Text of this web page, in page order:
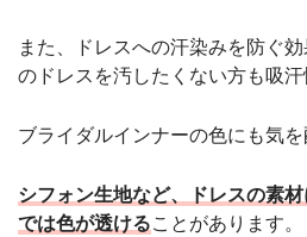
また、ドレスへの汗染みを防ぐ
のドレスを汚したくない方も吸汗
ブライダルインナーの色にも気を
シフォン生地など、ドレスの素
では色が透けることがあります。